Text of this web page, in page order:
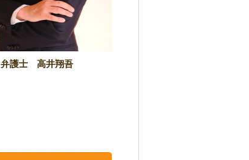
弁護士 高井翔吾